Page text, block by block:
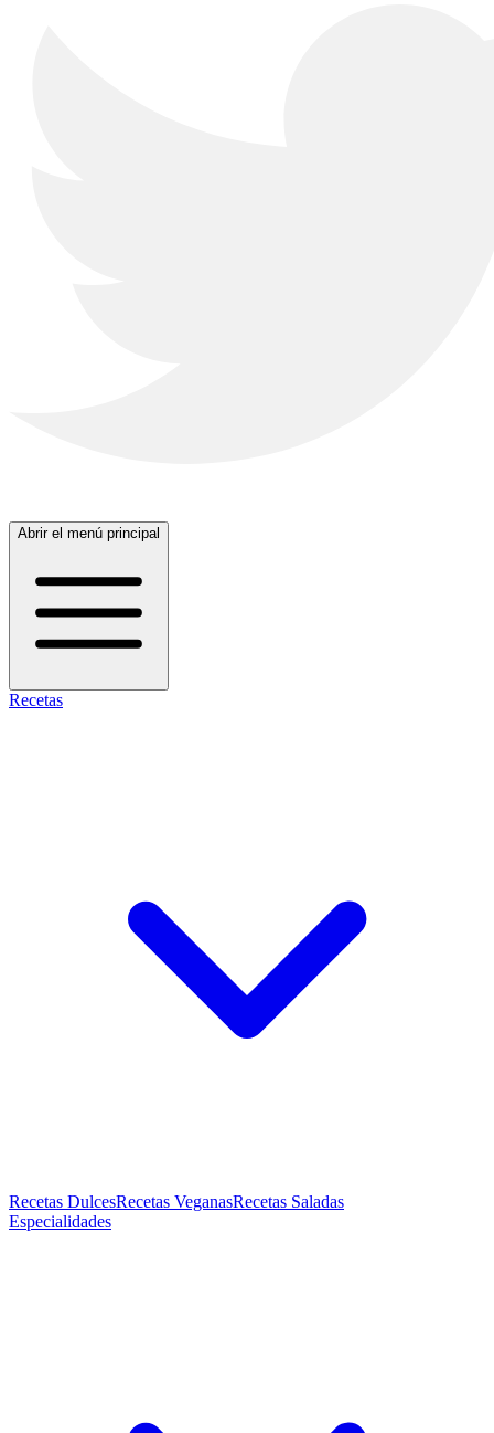
Abrir el menú principal
Recetas
Recetas DulcesRecetas VeganasRecetas Saladas
Especialidades